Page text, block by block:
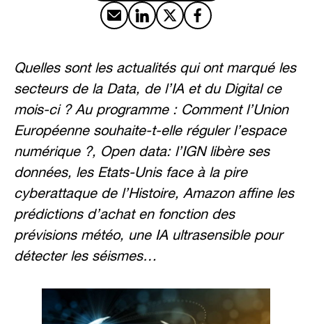
Partager par email
Partager sur LinkedIn
Partager sur X
Partager sur Facebook
Quelles sont les actualités qui ont marqué les
secteurs de la Data, de l’IA et du Digital ce
mois-ci ? Au programme : Comment l’Union
Européenne souhaite-t-elle réguler l’espace
numérique ?, Open data: l’IGN libère ses
données, les Etats-Unis face à la pire
cyberattaque de l’Histoire, Amazon affine les
prédictions d’achat en fonction des
prévisions météo, une IA ultrasensible pour
détecter les séismes…